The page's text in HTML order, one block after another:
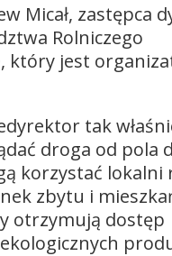
Micał, zastępca
Rolniczego
który jest
tak
droga od pola
korzystać lokalni
zbytu i
otrzymują dostęp